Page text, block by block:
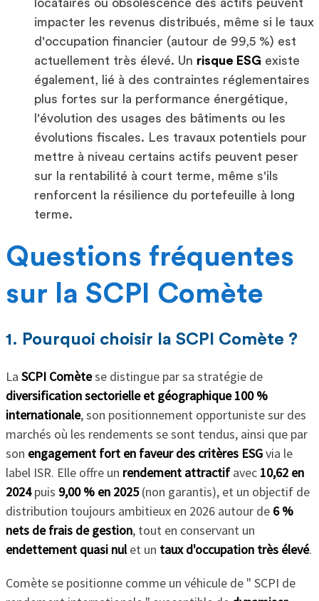
locataires ou obsolescence des actifs peuvent
impacter les revenus distribués, même si le taux
d'occupation financier (autour de 99,5 %) est
actuellement très élevé. Un risque ESG existe
également, lié à des contraintes réglementaires
plus fortes sur la performance énergétique,
l'évolution des usages des bâtiments ou les
évolutions fiscales. Les travaux potentiels pour
mettre à niveau certains actifs peuvent peser
sur la rentabilité à court terme, même s'ils
renforcent la résilience du portefeuille à long
terme.
Questions fréquentes
sur la SCPI Comète
1. Pourquoi choisir la SCPI Comète ?
La SCPI Comètese distingue par sa stratégie de
diversification sectorielle et géographique 100 %
internationale, son positionnement opportuniste sur des
marchés où les rendements se sont tendus, ainsi que par
son engagement fort en faveur des critères ESGvia le
label ISR. Elle offre un rendement attractifavec 10,62 en
2024puis 9,00 % en 2025(non garantis), et un objectif de
distribution toujours ambitieux en 2026 autour de 6 %
nets de frais de gestion, tout en conservant un
endettement quasi nulet un taux d'occupation très élevé.
Comète se positionne comme un véhicule de " SCPI de